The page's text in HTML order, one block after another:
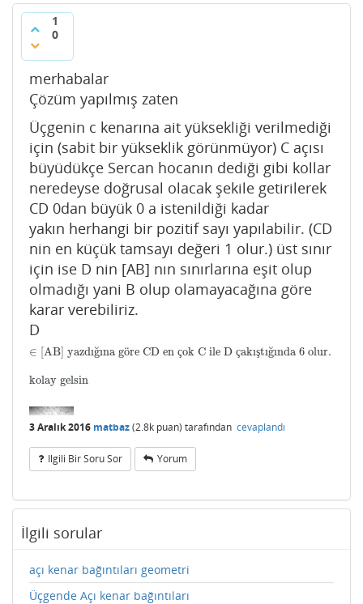
1
0
merhabalar
Çözüm yapılmış zaten
Üçgenin c kenarına ait yüksekliği verilmediği
için (sabit bir yükseklik görünmüyor) C açısı
büyüdükçe Sercan hocanın dediği gibi kollar
neredeyse doğrusal olacak şekile getirilerek
CD 0dan büyük 0 a istenildiği kadar
yakın herhangi bir pozitif sayı yapılabilir. (CD
nin en küçük tamsayı değeri 1 olur.) üst sınır
için ise D nin [AB] nın sınırlarına eşit olup
olmadığı yani B olup olamayacağına göre
karar verebiliriz.
D
∈ [AB] yazdığına göre CD en çok C ile D çakıştığında 6 olur.
kolay gelsin
3 Aralık 2016 matbaz(2.8k puan) tarafından cevaplandı
Ilgili Bir Soru Sor Yorum
İlgili sorular
açı kenar bağıntıları geometri
Üçgende Açı kenar bağıntıları